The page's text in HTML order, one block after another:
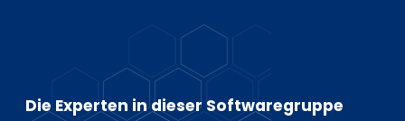
Die Experten in dieser Softwaregruppe